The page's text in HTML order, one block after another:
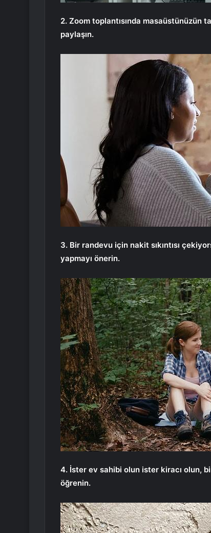
2. Zoom toplantısında masaüstünüzün
paylaşın.
3. Bir randevu için nakit sıkıntısı
yapmayı önerin.
4. İster ev sahibi olun ister kiracı olun,
öğrenin.